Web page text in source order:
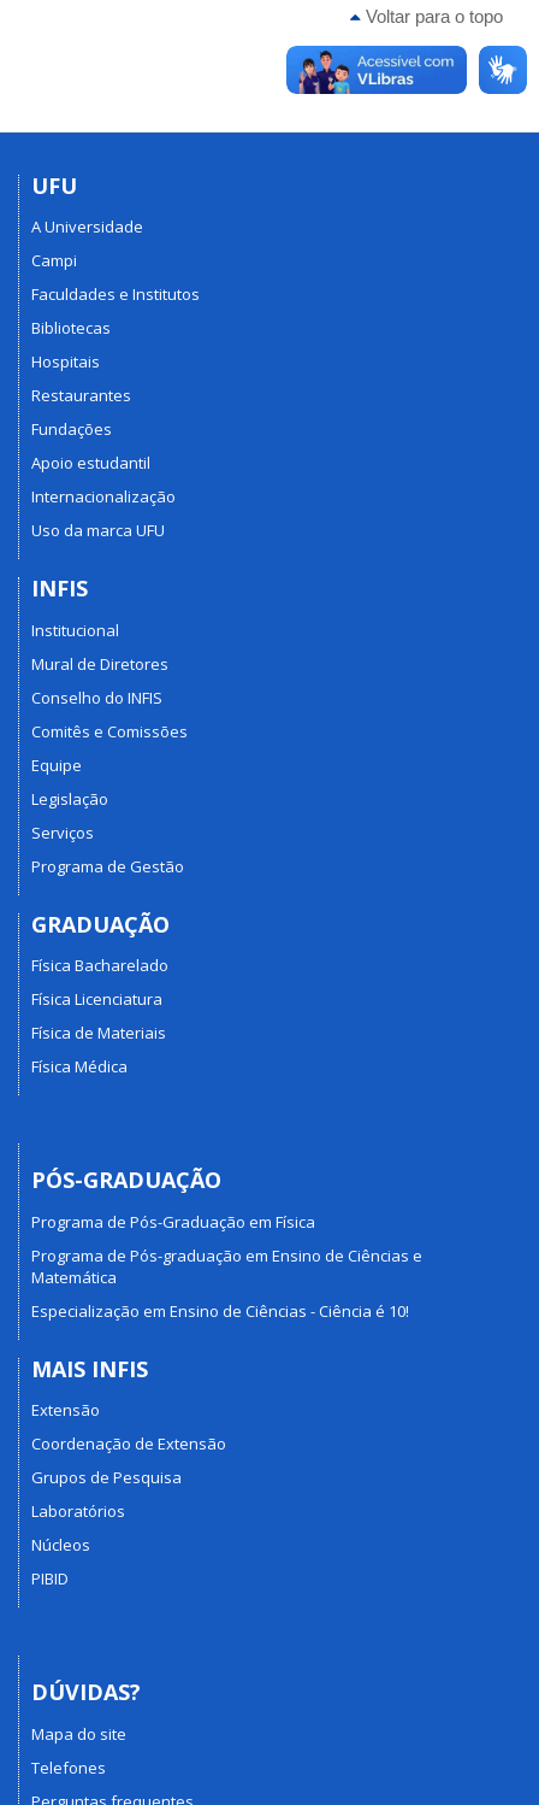
Voltar para o topo
UFU
A Universidade
Campi
Faculdades e Institutos
Bibliotecas
Hospitais
Restaurantes
Fundações
Apoio estudantil
Internacionalização
Uso da marca UFU
INFIS
Institucional
Mural de Diretores
Conselho do INFIS
Comitês e Comissões
Equipe
Legislação
Serviços
Programa de Gestão
GRADUAÇÃO
Física Bacharelado
Física Licenciatura
Física de Materiais
Física Médica
PÓS-GRADUAÇÃO
Programa de Pós-Graduação em Física
Programa de Pós-graduação em Ensino de Ciências e
Matemática
Especialização em Ensino de Ciências - Ciência é 10!
MAIS INFIS
Extensão
Coordenação de Extensão
Grupos de Pesquisa
Laboratórios
Núcleos
PIBID
DÚVIDAS?
Mapa do site
Telefones